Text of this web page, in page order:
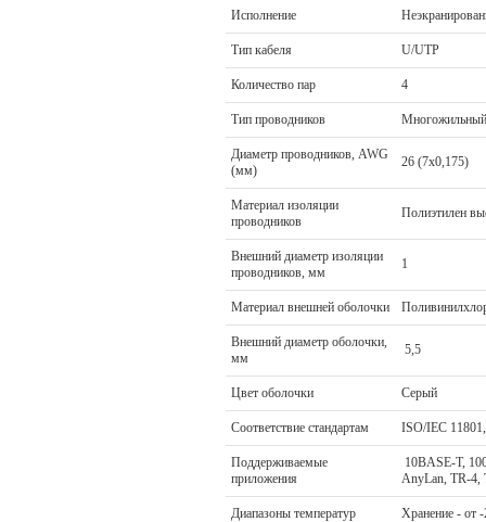
Исполнение
Тип кабеля U/UTP
Количество пар 4
Тип проводников Многожильный
Диаметр проводников, AWG
(мм)
26 (7x0,175)
Материал изоляции
проводников
Полиэтилен
Внешний диаметр изоляции
проводников, мм
1
Материал внешней оболочки
Внешний диаметр оболочки,
мм
5,5
Цвет оболочки Серый
Соответствие стандартам ISO/IEC
Поддерживаемые
приложения
10BASE-T,
AnyLan,
Диапазоны температур Хранение - от